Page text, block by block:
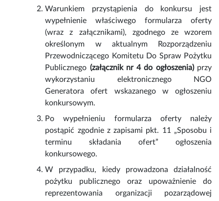
Warunkiem przystąpienia do konkursu jest
wypełnienie właściwego formularza oferty
(wraz z załącznikami), zgodnego ze wzorem
określonym w aktualnym Rozporządzeniu
Przewodniczącego Komitetu Do Spraw Pożytku
Publicznego (załącznik nr 4 do ogłoszenia)przy
wykorzystaniu elektronicznego NGO
Generatora ofert wskazanego w ogłoszeniu
konkursowym.
Po wypełnieniu formularza oferty należy
postąpić zgodnie z zapisami pkt. 11 „Sposobu i
terminu składania ofert” ogłoszenia
konkursowego.
W przypadku, kiedy prowadzona działalność
pożytku publicznego oraz upoważnienie do
reprezentowania organizacji pozarządowej